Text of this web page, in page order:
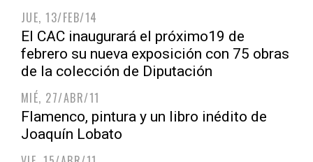
JUE, 13/FEB/14
El CAC inaugurará el próximo19 de
febrero su nueva exposición con 75 obras
de la colección de Diputación
MIÉ, 27/ABR/11
Flamenco, pintura y un libro inédito de
Joaquín Lobato